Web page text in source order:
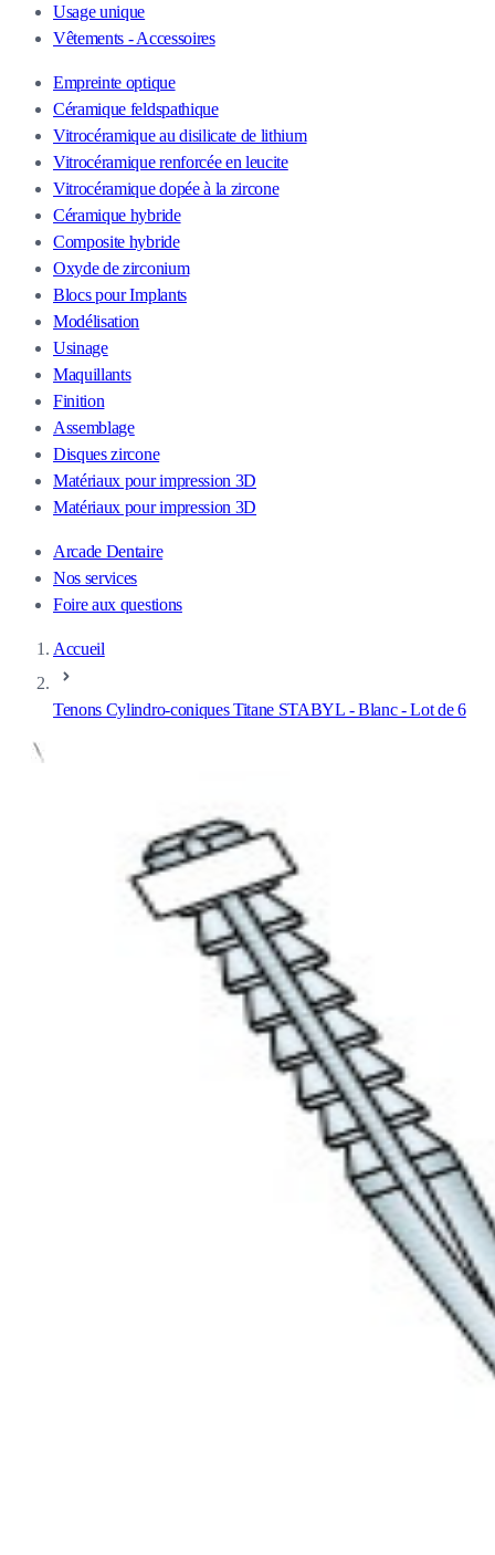
Usage unique
Vêtements - Accessoires
Empreinte optique
Céramique feldspathique
Vitrocéramique au disilicate de lithium
Vitrocéramique renforcée en leucite
Vitrocéramique dopée à la zircone
Céramique hybride
Composite hybride
Oxyde de zirconium
Blocs pour Implants
Modélisation
Usinage
Maquillants
Finition
Assemblage
Disques zircone
Matériaux pour impression 3D
Matériaux pour impression 3D
Arcade Dentaire
Nos services
Foire aux questions
Accueil
Tenons Cylindro-coniques Titane STABYL - Blanc - Lot de 6